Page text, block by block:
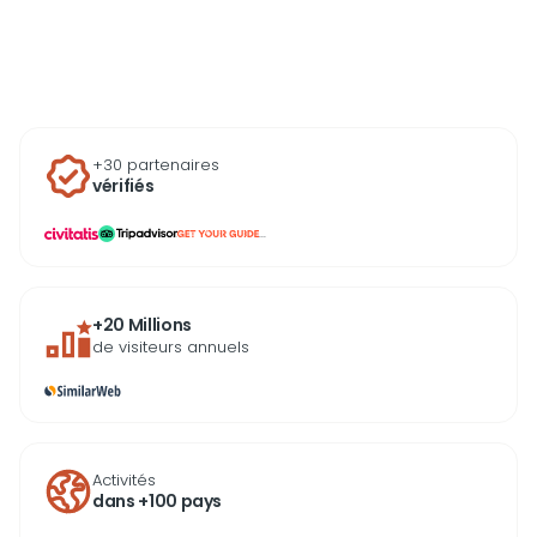
+30 partenaires
vérifiés
...
+20 Millions
de visiteurs annuels
Activités
dans +100 pays